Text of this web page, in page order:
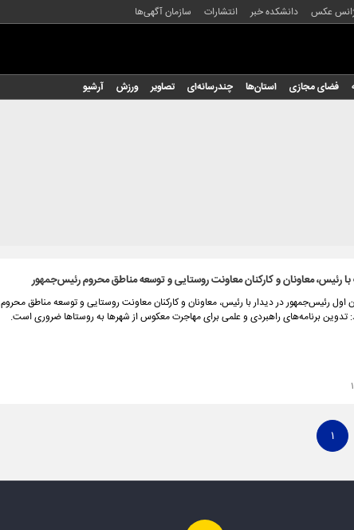
عکس دانشکده خبر انتشارات سازمان آگهی‌ها
فضای مجازی استان‌ها چندرسانه‌ای تصاویر ورزش آرشیو
با رئیس، معاونان و کارکنان معاونت روستایی و توسعه مناطق محروم رئیس‌جمهور
اول رئیس‌جمهور در دیدار با رئیس، معاونان و کارکنان معاونت روستایی و توسعه مناطق محروم
تدوین برنامه‌های راهبردی و علمی برای مهاجرت معکوس از شهرها به روستاها ضروری است.
۱